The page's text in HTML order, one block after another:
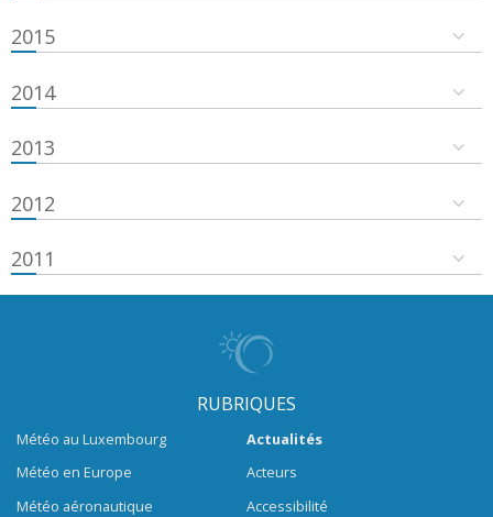
2015
2014
2013
2012
2011
RUBRIQUES
Météo au Luxembourg
Météo en Europe
Météo aéronautique
Actualités
Acteurs
Accessibilité